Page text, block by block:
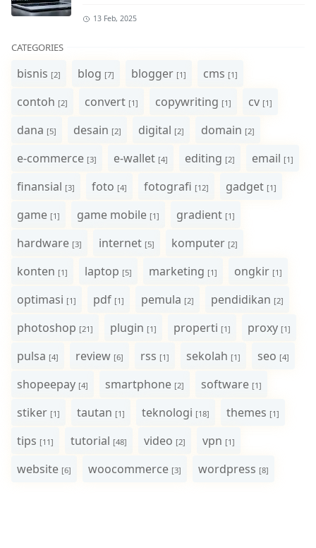
13 Feb, 2025
CATEGORIES
bisnis [2] blog [7] blogger [1] cms [1]
contoh [2] convert [1] copywriting [1] cv [1]
dana [5] desain [2] digital [2] domain [2]
e-commerce [3] e-wallet [4] editing [2] email [1]
finansial [3] foto [4] fotografi [12] gadget [1]
game [1] game mobile [1] gradient [1]
hardware [3] internet [5] komputer [2]
konten [1] laptop [5] marketing [1] ongkir [1]
optimasi [1] pdf [1] pemula [2] pendidikan [2]
photoshop [21] plugin [1] properti [1] proxy [1]
pulsa [4] review [6] rss [1] sekolah [1] seo [4]
shopeepay [4] smartphone [2] software [1]
stiker [1] tautan [1] teknologi [18] themes [1]
tips [11] tutorial [48] video [2] vpn [1]
website [6] woocommerce [3] wordpress [8]